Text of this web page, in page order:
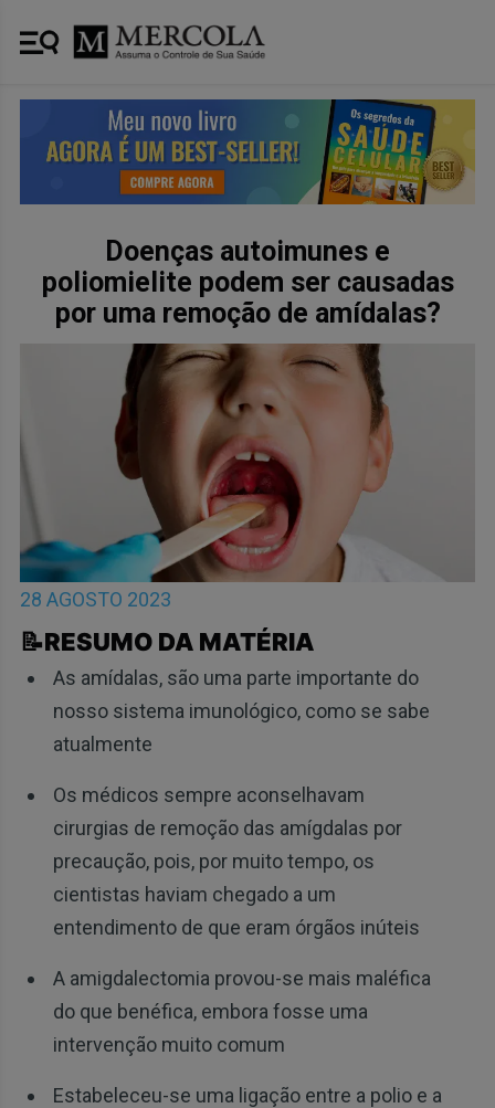
Doenças autoimunes e
poliomielite podem ser causadas
por uma remoção de amídalas?
28 AGOSTO 2023
📝RESUMO DA MATÉRIA
As amídalas, são uma parte importante do
nosso sistema imunológico, como se sabe
atualmente
Os médicos sempre aconselhavam
cirurgias de remoção das amígdalas por
precaução, pois, por muito tempo, os
cientistas haviam chegado a um
entendimento de que eram órgãos inúteis
A amigdalectomia provou-se mais maléfica
do que benéfica, embora fosse uma
intervenção muito comum
Estabeleceu-se uma ligação entre a polio e a